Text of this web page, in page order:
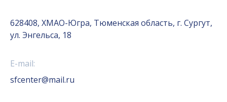
628408, ХМАО-Югра, Тюменская область, г. Сургут,
ул. Энгельса, 18
E-mail:
sfcenter@mail.ru